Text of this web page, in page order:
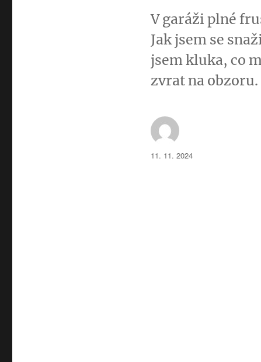
V garáži plné
Jak jsem se
jsem kluka, co
zvrat na obzoru.
Autor:
Publikováno:
11. 11. 2024